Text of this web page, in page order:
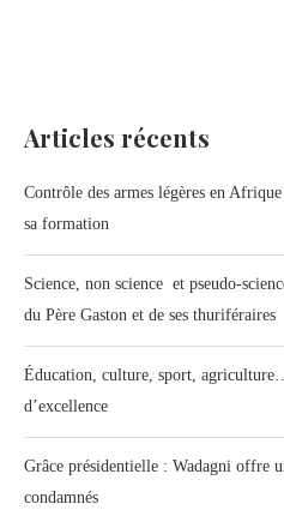
Articles récents
Contrôle des armes légères en
sa formation
Science, non science et pseudo-
du Père Gaston et de ses thuriféraires
Éducation, culture, sport,
d’excellence
Grâce présidentielle : Wadagni offre
condamnés